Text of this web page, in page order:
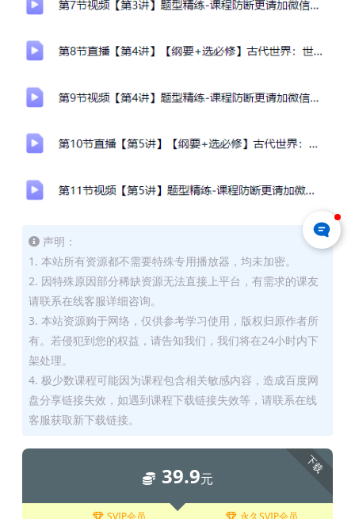
声明：
1. 本站所有资源都不需要特殊专用播放器，均未加密。
2. 因特殊原因部分稀缺资源无法直接上平台，有需求的课友
请联系在线客服详细咨询。
3. 本站资源购于网络，仅供参考学习使用，版权归原作者所
有。若侵犯到您的权益，请告知我们，我们将在24小时内下
架处理。
4. 极少数课程可能因为课程包含相关敏感内容，造成百度网
盘分享链接失效，如遇到课程下载链接失效等，请联系在线
客服获取新下载链接。
下载
39.9元
SVIP会员 永久SVIP会员